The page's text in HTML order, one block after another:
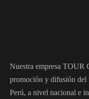
Nuestra empresa TOUR
promoción y difusión del
Perú, a nivel nacional e